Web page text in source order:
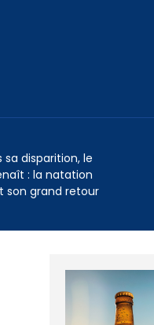
sa disparition, le
: la natation
son grand retour